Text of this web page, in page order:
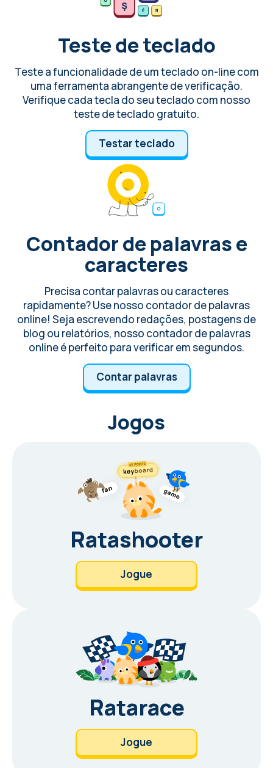
Teste de teclado
Teste a funcionalidade de um teclado on-line com
uma ferramenta abrangente de verificação.
Verifique cada tecla do seu teclado com nosso
teste de teclado gratuito.
Testar teclado
Contador de palavras e
caracteres
Precisa contar palavras ou caracteres
rapidamente? Use nosso contador de palavras
online! Seja escrevendo redações, postagens de
blog ou relatórios, nosso contador de palavras
online é perfeito para verificar em segundos.
Contar palavras
Jogos
Ratashooter
Jogue
Ratarace
Jogue